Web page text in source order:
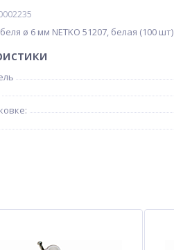
ø 6 мм NETKO 51207, белая (100 шт)